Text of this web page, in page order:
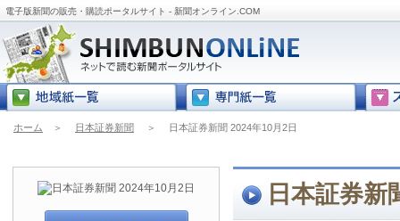
電子版新聞の販売・購読ポータルサイト - 新聞オンライン.COM
ホーム ＞ 日本証券新聞 ＞ 日本証券新聞 2024年10月2日
日本証券新